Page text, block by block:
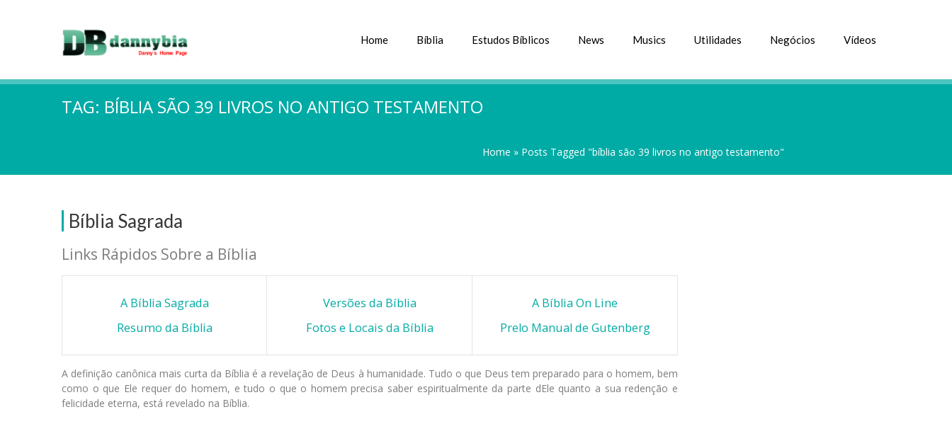
Home Bíblia Estudos Bíblicos News Musics Utilidades Negócios Vídeos
TAG: BÍBLIA SÃO 39 LIVROS NO ANTIGO TESTAMENTO
Home » Posts Tagged "bíblia são 39 livros no antigo testamento"
Bíblia Sagrada
Links Rápidos Sobre a Bíblia
A Bíblia Sagrada
Resumo da Bíblia
Versões da Bíblia
Fotos e Locais da Bíblia
A Bíblia On Line
Prelo Manual de Gutenberg
A definição canônica mais curta da Bíblia é a revelação de Deus à humanidade. Tudo o que Deus tem preparado para o homem, bem
como o que Ele requer do homem, e tudo o que o homem precisa saber espiritualmente da parte dEle quanto a sua redenção e
felicidade eterna, está revelado na Bíblia.